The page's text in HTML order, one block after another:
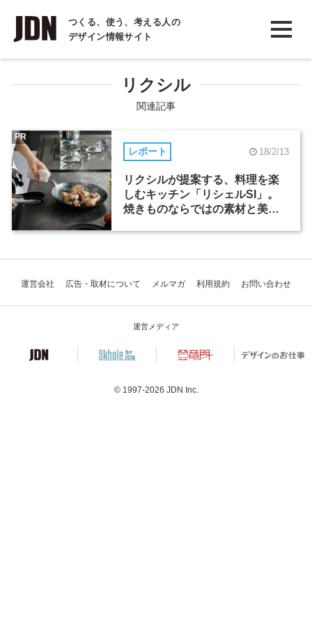
つくる、使う、考える人の
デザイン情報サイト
INTERVIEW
インタビュー
COLUMN
コラム
リクシル
関連記事
レポート 18/2/13
リクシルが提案する、料理を楽
しむキッチン「リシェルSI」。
焼きものならではの素材と美し
PR
運営会社 広告・取材について メルマガ 利用規約 お問い合わせ
運営メディア
© 1997-2026 JDN Inc.